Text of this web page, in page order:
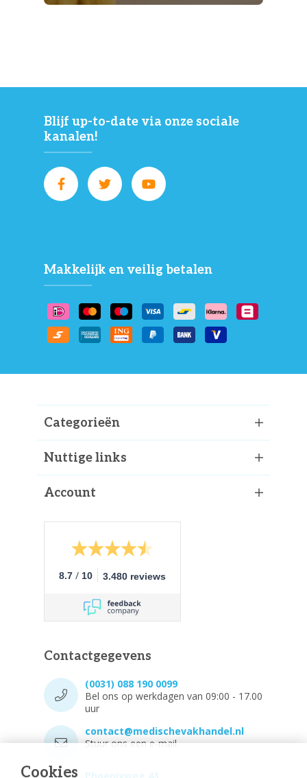
Cookies
Blijf up-to-date via onze sociale
kanalen!
Makkelijk en veilig betalen
Categorieën
Nuttige links
Account
8.7 / 10 3.480 reviews
Contactgegevens
(0031) 088 190 0099
Bel ons op werkdagen van 09:00 - 17.00
uur
contact@medischevakhandel.nl
Stuur ons een e-mail.